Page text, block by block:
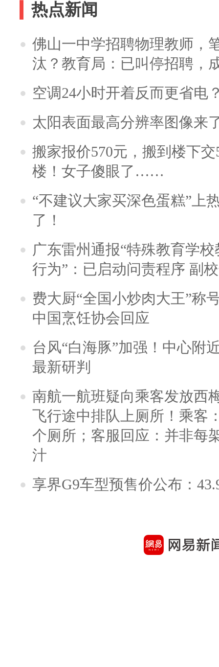
热点新闻
佛山一中学招聘物理教师，
汰？教育局：已叫停招聘，
空调24小时开着反而更省电
太阳表面最高分辨率图像来
搬家报价570元，搬到楼下
楼！女子傻眼了……
“不建议大家买深色蛋糕”上
了！
广东雷州通报“特殊教育学
行为”：已启动问责程序 副
费大厨“全国小炒肉大王”称
中国烹饪协会回应
台风“白海豚”加强！中心附
最新研判
南航一航班疑向乘客发放西
飞行途中排队上厕所！乘客
个厕所；客服回应：并非每
汁
享界G9车型预售价公布：